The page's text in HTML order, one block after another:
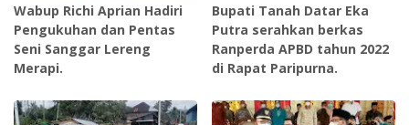
Wabup Richi Aprian Hadiri
Pengukuhan dan Pentas
Seni Sanggar Lereng
Merapi.
Bupati Tanah Datar Eka
Putra serahkan berkas
Ranperda APBD tahun 2022
di Rapat Paripurna.